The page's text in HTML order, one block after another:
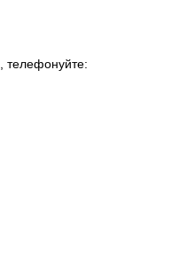
, телефонуйте: